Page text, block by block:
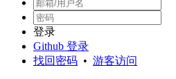
登录
Github 登录
找回密码 • 游客访问